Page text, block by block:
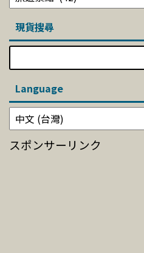
現貨搜尋
Language
スポンサーリンク